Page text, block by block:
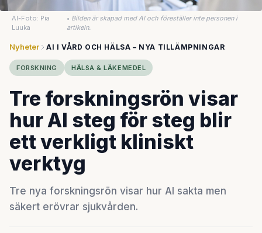
AI-Foto: Pia
Luuka
• Bilden är skapad med AI och föreställer inte personen i
artikeln.
Nyheter AI I VÅRD OCH HÄLSA – NYA TILLÄMPNINGAR
FORSKNING HÄLSA & LÄKEMEDEL
Tre forskningsrön visar
hur AI steg för steg blir
ett verkligt kliniskt
verktyg
Tre nya forskningsrön visar hur AI sakta men
säkert erövrar sjukvården.